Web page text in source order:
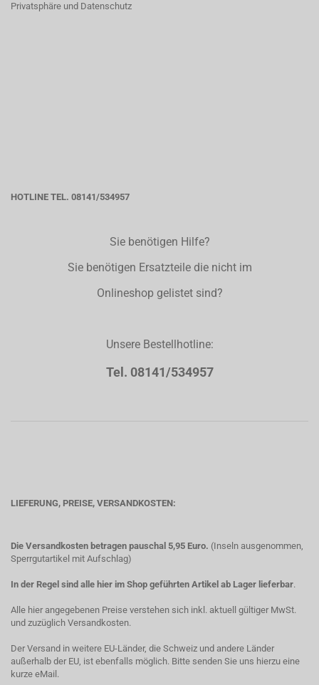
Privatsphäre und Datenschutz
HOTLINE TEL. 08141/534957
Sie benötigen Hilfe?
Sie benötigen Ersatzteile die nicht im
Onlineshop gelistet sind?
Unsere Bestellhotline:
Tel. 08141/534957
LIEFERUNG, PREISE, VERSANDKOSTEN:
Die Versandkosten betragen pauschal 5,95 Euro. (Inseln ausgenommen,
Sperrgutartikel mit Aufschlag)
In der Regel sind alle hier im Shop geführten Artikel ab Lager lieferbar.
Alle hier angegebenen Preise verstehen sich inkl. aktuell gültiger MwSt.
und zuzüglich Versandkosten.
Der Versand in weitere EU-Länder, die Schweiz und andere Länder
außerhalb der EU, ist ebenfalls möglich. Bitte senden Sie uns hierzu eine
kurze eMail.